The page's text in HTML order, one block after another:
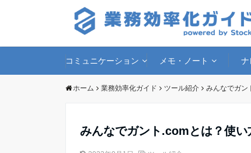
コミュニケーション メモ・ノート ナ
ホーム 業務効率化ガイド ツール紹介 みんなでガン
みんなでガント.comとは？使